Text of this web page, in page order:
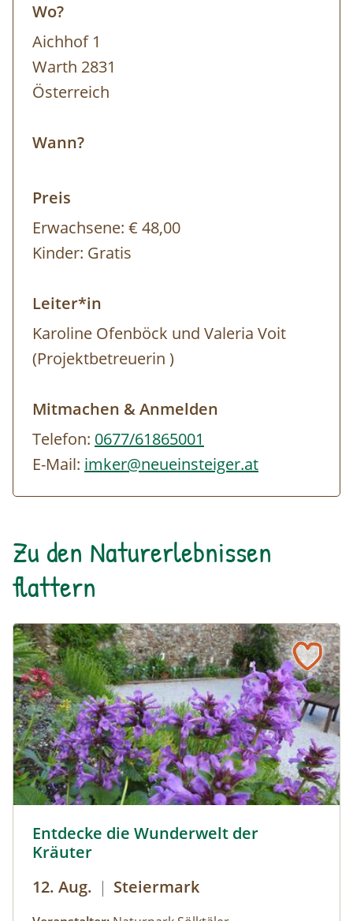
Wo?
Aichhof 1
Warth 2831
Österreich
Wann?
Preis
Erwachsene: € 48,00
Kinder: Gratis
Leiter*in
Karoline Ofenböck und Valeria Voit
(Projektbetreuerin )
Mitmachen & Anmelden
Telefon: 0677/61865001
E-Mail: imker@neueinsteiger.at
Zu den Naturerlebnissen
flattern
Entdecke die Wunderwelt der
Kräuter
12. Aug. | Steiermark